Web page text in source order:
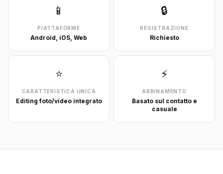
📱
PIATTAFORME
Android, iOS, Web
🔒
REGISTRAZIONE
Richiesto
⭐
CARATTERISTICA UNICA
Editing foto/video integrato
⚡
ABBINAMENTO
Basato sul contatto e
casuale